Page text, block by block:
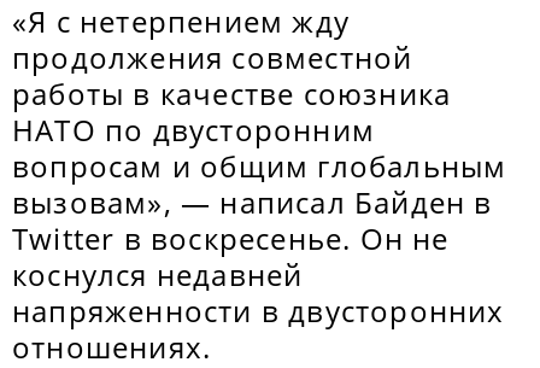
«Я с нетерпением жду
продолжения совместной
работы в качестве союзника
НАТО по двусторонним
вопросам и общим глобальным
вызовам», — написал Байден в
Twitter в воскресенье. Он не
коснулся недавней
напряженности в двусторонних
отношениях.